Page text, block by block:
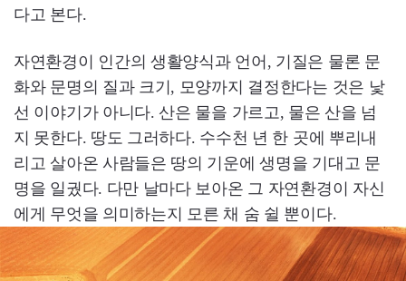
다고 본다.
자연환경이 인간의 생활양식과 언어, 기질은 물론 문
화와 문명의 질과 크기, 모양까지 결정한다는 것은 낯
선 이야기가 아니다. 산은 물을 가르고, 물은 산을 넘
지 못한다. 땅도 그러하다. 수수천 년 한 곳에 뿌리내
리고 살아온 사람들은 땅의 기운에 생명을 기대고 문
명을 일궜다. 다만 날마다 보아온 그 자연환경이 자신
에게 무엇을 의미하는지 모른 채 숨 쉴 뿐이다.